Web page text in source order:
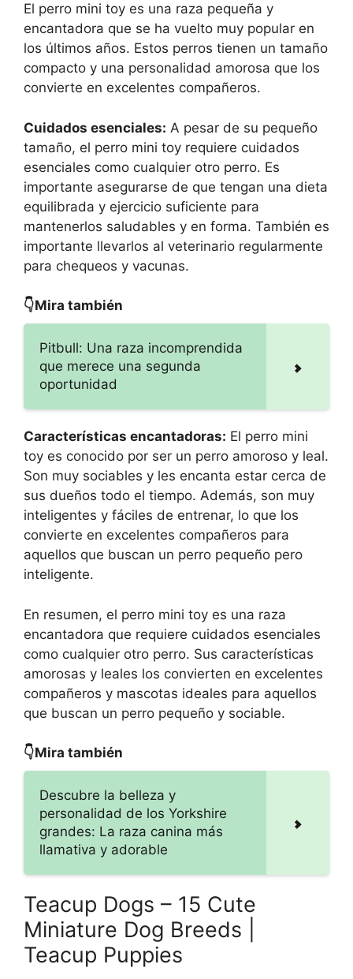
El perro mini toy es una raza pequeña y
encantadora que se ha vuelto muy popular en
los últimos años. Estos perros tienen un tamaño
compacto y una personalidad amorosa que los
convierte en excelentes compañeros.
Cuidados esenciales: A pesar de su pequeño
tamaño, el perro mini toy requiere cuidados
esenciales como cualquier otro perro. Es
importante asegurarse de que tengan una dieta
equilibrada y ejercicio suficiente para
mantenerlos saludables y en forma. También es
importante llevarlos al veterinario regularmente
para chequeos y vacunas.
👇Mira también
Pitbull: Una raza incomprendida
que merece una segunda
oportunidad
Características encantadoras: El perro mini
toy es conocido por ser un perro amoroso y leal.
Son muy sociables y les encanta estar cerca de
sus dueños todo el tiempo. Además, son muy
inteligentes y fáciles de entrenar, lo que los
convierte en excelentes compañeros para
aquellos que buscan un perro pequeño pero
inteligente.
En resumen, el perro mini toy es una raza
encantadora que requiere cuidados esenciales
como cualquier otro perro. Sus características
amorosas y leales los convierten en excelentes
compañeros y mascotas ideales para aquellos
que buscan un perro pequeño y sociable.
👇Mira también
Descubre la belleza y
personalidad de los Yorkshire
grandes: La raza canina más
llamativa y adorable
Teacup Dogs – 15 Cute
Miniature Dog Breeds |
Teacup Puppies